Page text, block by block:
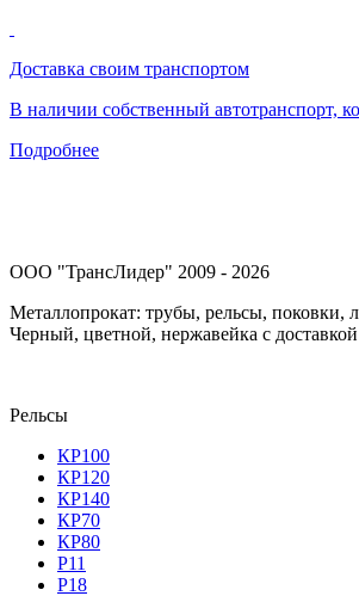
Доставка своим транспортом
В наличии собственный автотранспорт,
Подробнее
ООО "ТрансЛидер" 2009 - 2026
Металлопрокат: трубы, рельсы, поковки,
Черный, цветной, нержавейка с
Рельсы
КР100
КР120
КР140
КР70
КР80
Р11
Р18